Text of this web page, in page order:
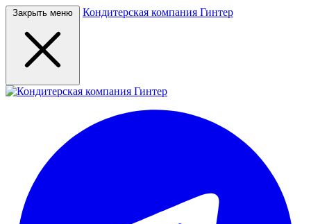
Закрыть меню Кондитерская компания Гинтер